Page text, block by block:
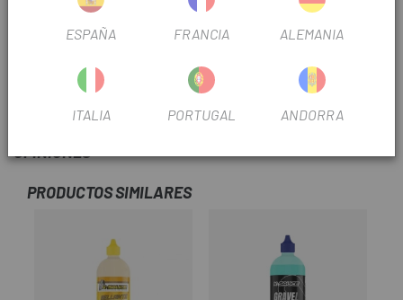
4. Introducir la aguja de inserción con la mecha en el agujero
5. Hinchar la rueda y continuar la ruta.
OPINIONES
PRODUCTOS SIMILARES
ESPAÑA FRANCIA ALEMANIA
ITALIA PORTUGAL ANDORRA